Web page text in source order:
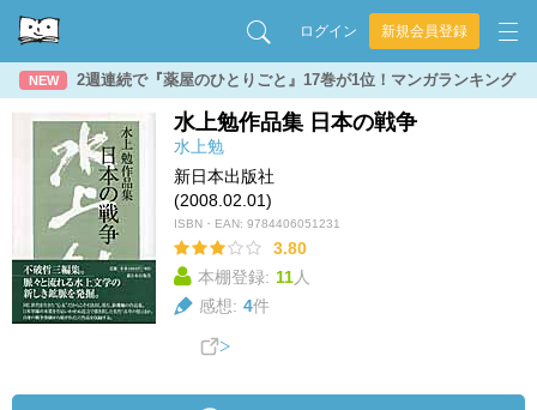
ログイン 新規会員登録
NEW 2週連続で『薬屋のひとりごと』17巻が1位！マンガランキング
水上勉作品集 日本の戦争
水上勉
新日本出版社
(2008.02.01)
ISBN・EAN: 9784406051231
3.80
本棚登録: 11人
感想: 4件